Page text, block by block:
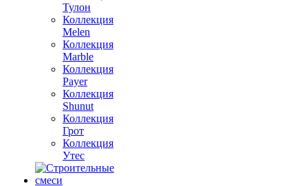
Тулон
Коллекция
Melen
Коллекция
Marble
Коллекция
Payer
Коллекция
Shunut
Коллекция
Грот
Коллекция
Утес